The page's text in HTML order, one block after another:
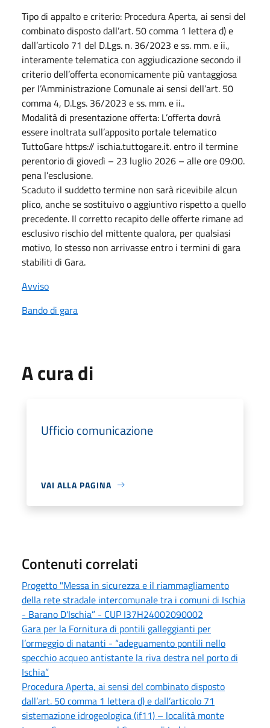
Tipo di appalto e criterio: Procedura Aperta, ai sensi del
combinato disposto dall’art. 50 comma 1 lettera d) e
dall’articolo 71 del D.Lgs. n. 36/2023 e ss. mm. e ii.,
interamente telematica con aggiudicazione secondo il
criterio dell’offerta economicamente più vantaggiosa
per l’Amministrazione Comunale ai sensi dell’art. 50
comma 4, D.Lgs. 36/2023 e ss. mm. e ii..
Modalità di presentazione offerta: L’offerta dovrà
essere inoltrata sull’apposito portale telematico
TuttoGare https:// ischia.tuttogare.it. entro il termine
perentorio di giovedì – 23 luglio 2026 – alle ore 09:00.
pena l’esclusione.
Scaduto il suddetto termine non sarà ricevibile alcun
plico, anche se sostituivo o aggiuntivo rispetto a quello
precedente. Il corretto recapito delle offerte rimane ad
esclusivo rischio del mittente qualora, per qualsiasi
motivo, lo stesso non arrivasse entro i termini di gara
stabiliti di Gara.
Avviso
Bando di gara
A cura di
Ufficio comunicazione
VAI ALLA PAGINA
Contenuti correlati
Progetto "Messa in sicurezza e il riammagliamento
della rete stradale intercomunale tra i comuni di Ischia
- Barano D'Ischia” - CUP I37H24002090002
Gara per la Fornitura di pontili galleggianti per
l’ormeggio di natanti - “adeguamento pontili nello
specchio acqueo antistante la riva destra nel porto di
Ischia”
Procedura Aperta, ai sensi del combinato disposto
dall’art. 50 comma 1 lettera d) e dall’articolo 71
sistemazione idrogeologica (if11) – località monte